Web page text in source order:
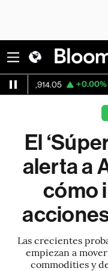
+0.00% Visa 362.50
El
alerta a
cómo
Las crecientes
empiezan a
commodities y